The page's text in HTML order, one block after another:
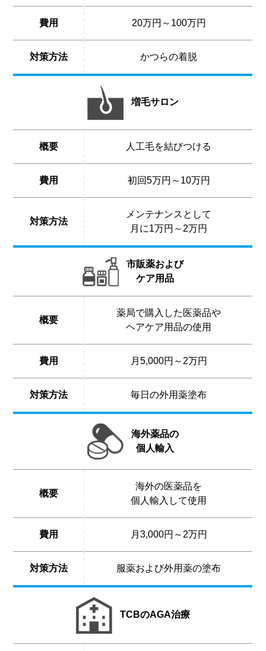
費用 20万円～100万円
対策方法 かつらの着脱
増毛サロン
概要 人工毛を結びつける
費用 初回5万円～10万円
対策方法
メンテナンスとして
月に1万円～2万円
市販薬および
ケア用品
概要
薬局で購入した医薬品や
ヘアケア用品の使用
費用 月5,000円～2万円
対策方法 毎日の外用薬塗布
海外薬品の
個人輸入
概要
海外の医薬品を
個人輸入して使用
費用 月3,000円～2万円
対策方法 服薬および外用薬の塗布
TCBのAGA治療